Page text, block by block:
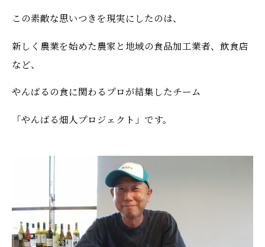
この素敵な思いつきを現実にしたのは、
新しく農業を始めた農家と地域の食品加工業者、飲食店
など、
やんばるの食に関わるプロが結集したチーム
「やんばる畑人プロジェクト」です。